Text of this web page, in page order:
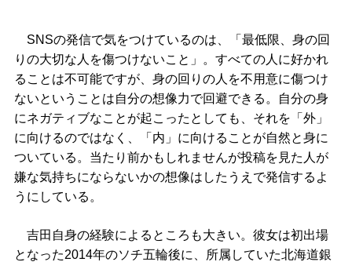
SNSの発信で気をつけているのは、「最低限、身の回
りの大切な人を傷つけないこと」。すべての人に好かれ
ることは不可能ですが、身の回りの人を不用意に傷つけ
ないということは自分の想像力で回避できる。自分の身
にネガティブなことが起こったとしても、それを「外」
に向けるのではなく、「内」に向けることが自然と身に
ついている。当たり前かもしれませんが投稿を見た人が
嫌な気持ちにならないかの想像はしたうえで発信するよ
うにしている。
吉田自身の経験によるところも大きい。彼女は初出場
となった2014年のソチ五輪後に、所属していた北海道銀